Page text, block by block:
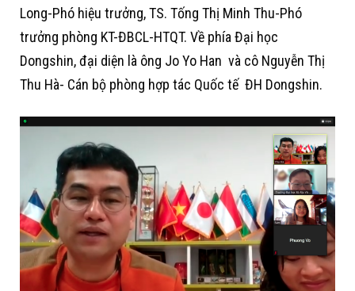
Long-Phó hiệu trưởng, TS. Tống Thị Minh Thu-Phó
trưởng phòng KT-ĐBCL-HTQT. Về phía Đại học
Dongshin, đại diện là ông Jo Yo Han và cô Nguyễn Thị
Thu Hà- Cán bộ phòng hợp tác Quốc tế ĐH Dongshin.